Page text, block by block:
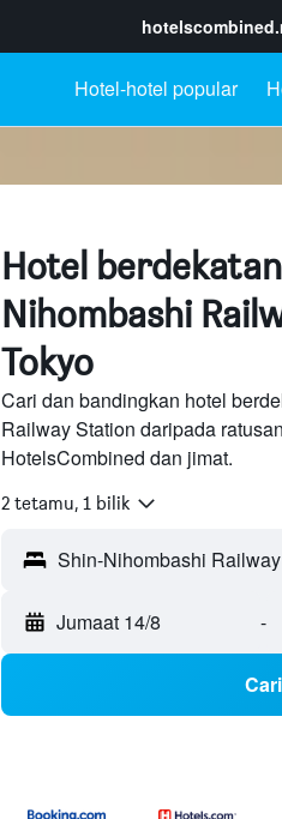
Hotel-hotel popular
Hotel
Nihombashi
Tokyo
Cari dan bandingkan hotel
Railway Station daripada
HotelsCombined dan jimat.
2 tetamu, 1 bilik
Jumaat 14/8 -
Cari